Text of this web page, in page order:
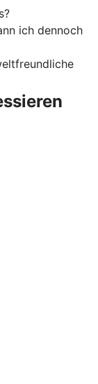
ich dennoch